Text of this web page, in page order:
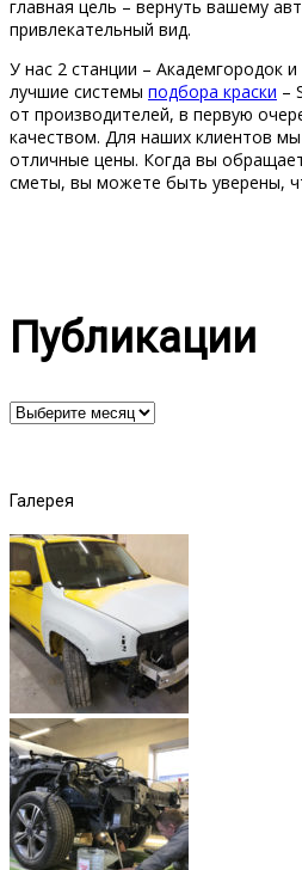
главная цель – вернуть вашему
привлекательный вид.
У нас 2 станции – Академгородок
лучшие системы подбора краски –
от производителей, в первую
качеством. Для наших клиентов мы
отличные цены. Когда вы
сметы, вы можете быть уверены,
Публикации
Публикации
Галерея